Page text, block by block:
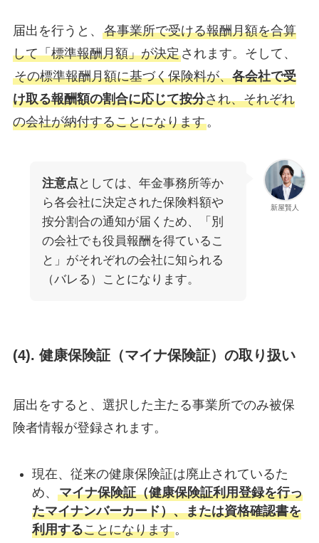
届出を行うと、 各事業所で受ける報酬月額を合算
して「標準報酬月額」が決定されます。そして、
その標準報酬月額に基づく保険料が、各会社で受
け取る報酬額の割合に応じて按分され、それぞれ
の会社が納付することになります。
新屋賢人
注意点 としては、年金事務所等か
ら各会社に決定された保険料額や
按分割合の通知が届くため、「別
の会社でも役員報酬を得ているこ
と」がそれぞれの会社に知られる
（バレる）ことになります。
(4). 健康保険証（マイナ保険証）の取り扱い
届出をすると、選択した主たる事業所でのみ被保
険者情報が登録されます。
現在、従来の健康保険証は廃止されているた
め、 マイナ保険証（健康保険証利用登録を行っ
たマイナンバーカード）、または資格確認書を
利用することになります。